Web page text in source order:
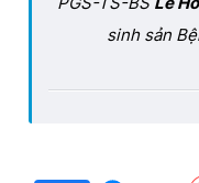
sinh sản